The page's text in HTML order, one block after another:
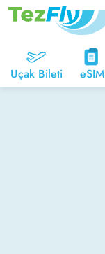
Uçak Bileti eSIM